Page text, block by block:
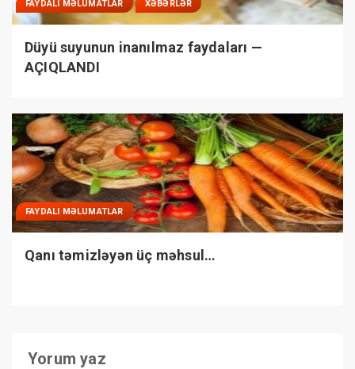
FAYDALI MƏLUMATLAR XƏBƏRLƏR
Düyü suyunun inanılmaz faydaları —
AÇIQLANDI
FAYDALI MƏLUMATLAR
Qanı təmizləyən üç məhsul…
Yorum yaz